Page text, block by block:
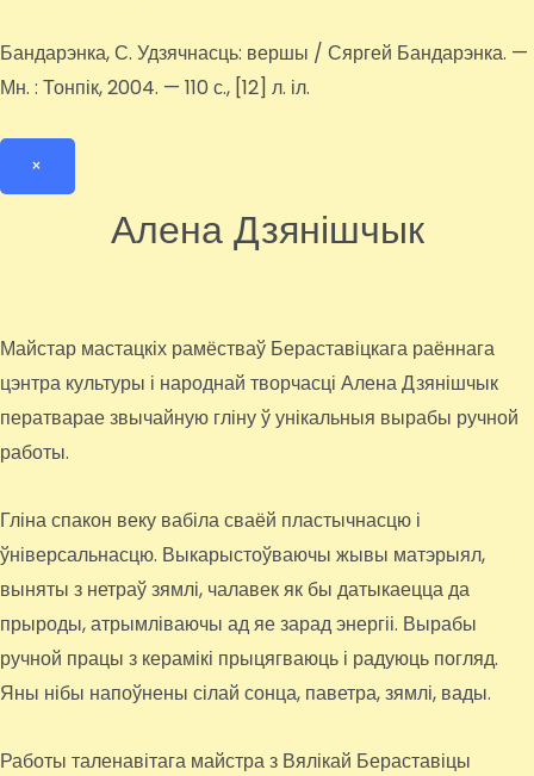
Бандарэнка, С. Удзячнасць: вершы / Сяргей Бандарэнка. —
Мн. : Тонпік, 2004. — 110 с., [12] л. іл.
×
Алена Дзянішчык
Майстар мастацкіх рамёстваў Бераставіцкага раённага
цэнтра культуры і народнай творчасці Алена Дзянішчык
ператварае звычайную гліну ў унікальныя вырабы ручной
работы.
Гліна спакон веку вабіла сваёй пластычнасцю і
ўніверсальнасцю. Выкарыстоўваючы жывы матэрыял,
выняты з нетраў зямлі, чалавек як бы датыкаецца да
прыроды, атрымліваючы ад яе зарад энергіі. Вырабы
ручной працы з керамікі прыцягваюць і радуюць погляд.
Яны нібы напоўнены сілай сонца, паветра, зямлі, вады.
Работы таленавітага майстра з Вялікай Бераставіцы